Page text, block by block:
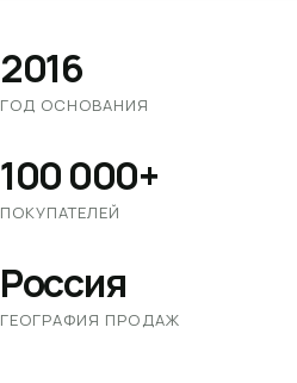
2016
ГОД ОСНОВАНИЯ
100 000+
ПОКУПАТЕЛЕЙ
Россия
ГЕОГРАФИЯ ПРОДАЖ